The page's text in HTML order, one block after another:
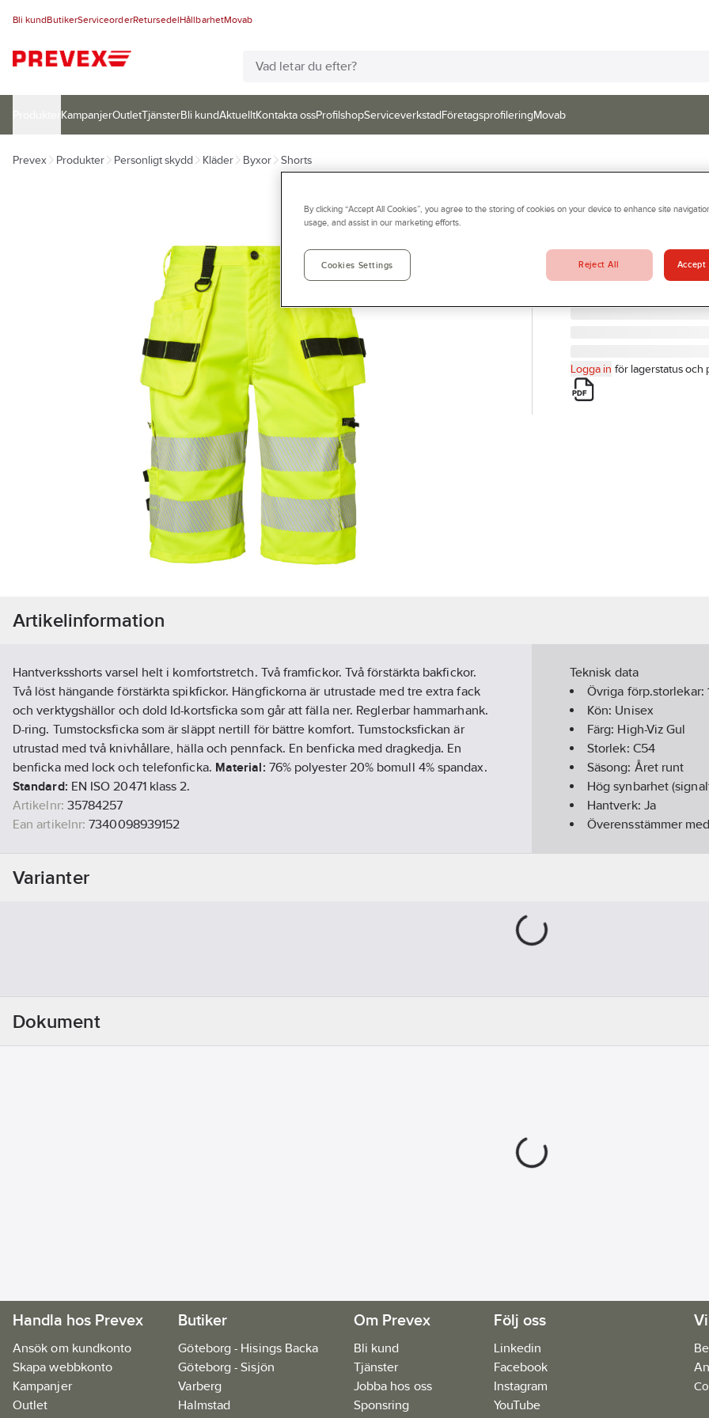
Bli kundButikerServiceorderRetursedelHållbarhetMovab
KampanjerOutletTjänsterBli kundAktuelltKontakta ossProfilshopServiceverkstadFöretagsprofileringMovab
Prevex Produkter Personligt skydd Kläder Byxor Shorts
Shorts Top
SHORTS STRETCH
Artikelnr: 35784257
Logga in för lagerstatus och
Artikelinformation
Hantverksshorts varsel helt i komfortstretch. Två framfickor. Två förstärkta bakfickor.
Två löst hängande förstärkta spikfickor. Hängfickorna är utrustade med tre extra fack
och verktygshällor och dold Id-kortsficka som går att fälla ner. Reglerbar hammarhank.
D-ring. Tumstocksficka som är släppt nertill för bättre komfort. Tumstocksfickan är
utrustad med två knivhållare, hälla och pennfack. En benficka med dragkedja. En
benficka med lock och telefonficka. Material: 76% polyester 20% bomull 4% spandax .
Standard: EN ISO 20471 klass 2.
Artikelnr: 35784257
Ean artikelnr: 7340098939152
Teknisk data
Övriga förp.storlekar:
Kön: Unisex
Färg: High-Viz Gul
Storlek: C54
Säsong: Året runt
Hög synbarhet
Hantverk: Ja
Överensstämmer
Varianter
Dokument
Handla hos Prevex
Ansök om kundkonto
Skapa webbkonto
Kampanjer
Outlet
Butiker
Göteborg - Hisings Backa
Göteborg - Sisjön
Varberg
Halmstad
Om Prevex
Bli kund
Tjänster
Jobba hos oss
Sponsring
Följ oss
Linkedin
Facebook
Instagram
YouTube
By clicking “Accept All Cookies”, you agree to the storing of cookies on your device to enhance site
usage, and assist in our marketing efforts.
Cookies Settings Reject All Accept